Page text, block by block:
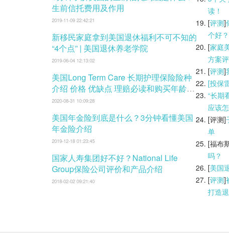
读！
[评测]
个好？
[家庭
方案
[评测]
[投保
“长期
应该
[评测]
单
[福布
吗？
[美国
[评测]
打造
生前信托费用及作用
2019-11-09 22:42:21
新移民家庭拿到美国退休福利不可不知的
“4个点” | 美国退休养老学院
2019-06-04 12:13:02
美国Long Term Care 长期护理保险险种
介绍 价格 优缺点 理赔必读和购买年龄窗
口
2020-08-31 10:09:28
美国年金险到底是什么？3分钟看懂美国
年金险介绍
2019-12-18 01:23:45
国家人寿集团好不好？National Life
Group保险公司评价和产品介绍
2018-02-02 09:21:40